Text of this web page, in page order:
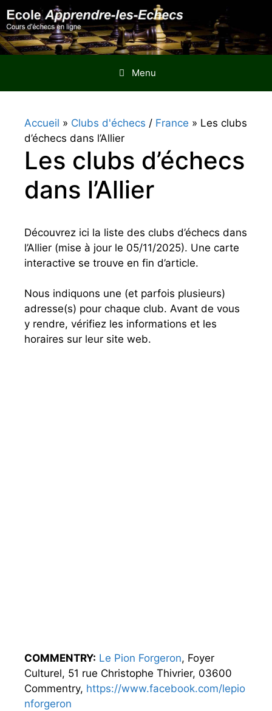
Aller
au
contenu
Menu
Accueil » Clubs d'échecs / France » Les clubs
d’échecs dans l’Allier
Les clubs d’échecs
dans l’Allier
Découvrez ici la liste des clubs d’échecs dans
l’Allier (mise à jour le 05/11/2025). Une carte
interactive se trouve en fin d’article.
Nous indiquons une (et parfois plusieurs)
adresse(s) pour chaque club. Avant de vous
y rendre, vérifiez les informations et les
horaires sur leur site web.
COMMENTRY: Le Pion Forgeron, Foyer
Culturel, 51 rue Christophe Thivrier, 03600
Commentry, https://www.facebook.com/lepio
nforgeron